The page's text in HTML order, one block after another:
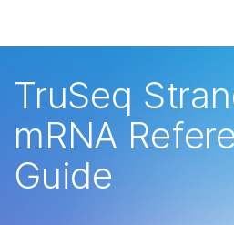
학습
TruSeq
mRNA
Guide
습니다. 주요 관심 분야를
암 연구
미생물학 연구
농업유전체학 연구
복합 질환 연구